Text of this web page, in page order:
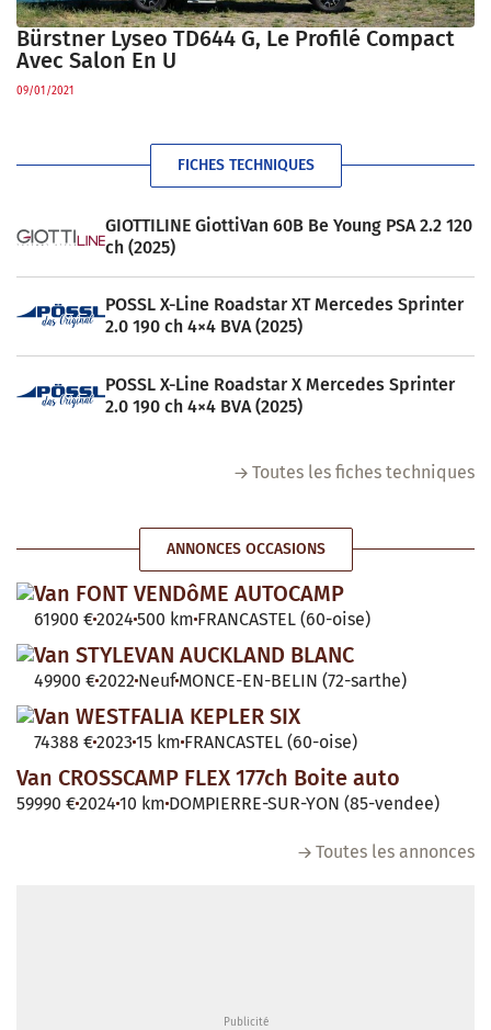
Bürstner Lyseo TD644 G, Le Profilé Compact
Avec Salon En U
09/01/2021
FICHES TECHNIQUES
GIOTTILINE GiottiVan 60B Be Young PSA 2.2 120
ch (2025)
POSSL X-Line Roadstar XT Mercedes Sprinter
2.0 190 ch 4×4 BVA (2025)
POSSL X-Line Roadstar X Mercedes Sprinter
2.0 190 ch 4×4 BVA (2025)
Toutes les fiches techniques
ANNONCES OCCASIONS
Van FONT VENDôME AUTOCAMP
61900 €2024 500 km FRANCASTEL (60-oise)
Van STYLEVAN AUCKLAND BLANC
49900 €2022 Neuf MONCE-EN-BELIN (72-sarthe)
Van WESTFALIA KEPLER SIX
74388 €2023 15 km FRANCASTEL (60-oise)
Van CROSSCAMP FLEX 177ch Boite auto
59990 €2024 10 km DOMPIERRE-SUR-YON (85-vendee)
Toutes les annonces